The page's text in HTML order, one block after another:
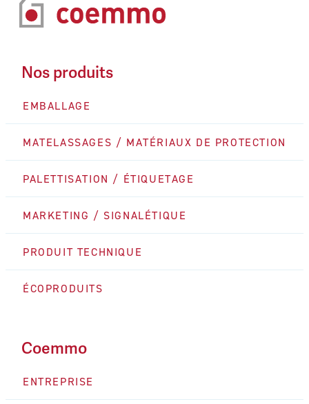
Nos produits
EMBALLAGE
MATELASSAGES / MATÉRIAUX DE PROTECTION
PALETTISATION / ÉTIQUETAGE
MARKETING / SIGNALÉTIQUE
PRODUIT TECHNIQUE
ÉCOPRODUITS
Coemmo
ENTREPRISE